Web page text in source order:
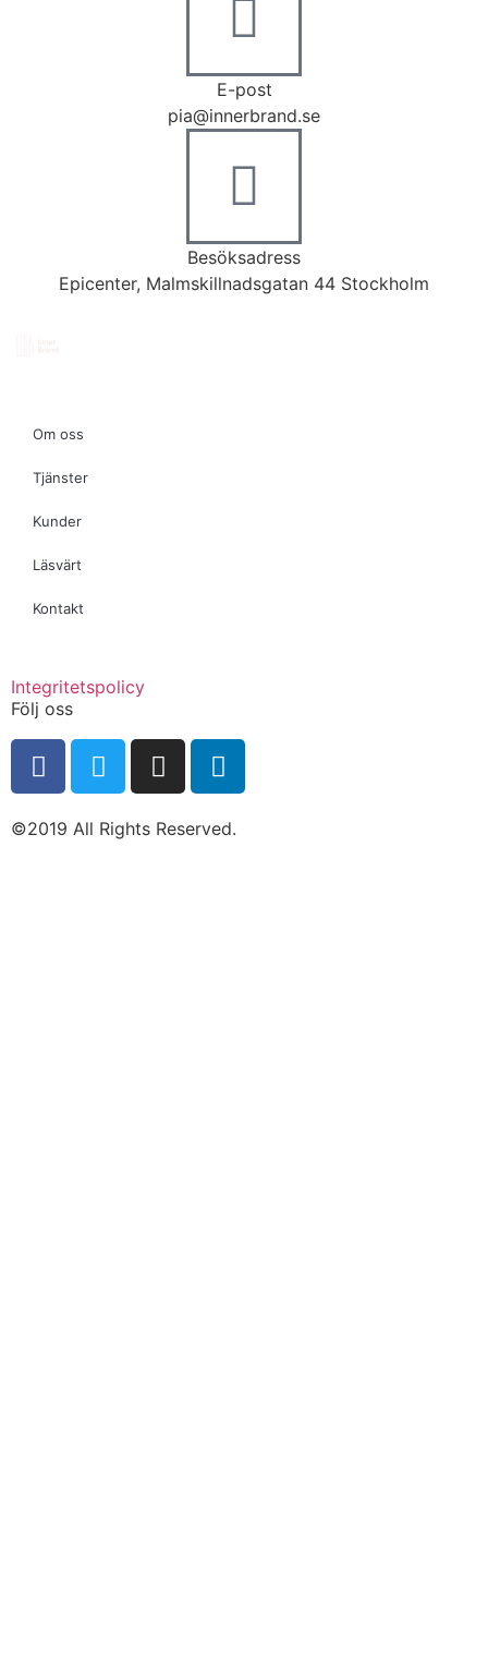
E-post
pia@innerbrand.se
Besöksadress
Epicenter, Malmskillnadsgatan 44 Stockholm
Om oss
Tjänster
Kunder
Läsvärt
Kontakt
Integritetspolicy
Följ oss
©2019 All Rights Reserved.